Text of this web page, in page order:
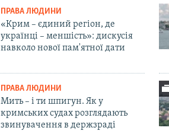
ПРАВА ЛЮДИНИ
«Крим – єдиний регіон, де
українці – меншість»: дискусія
навколо нової пам'ятної дати
ПРАВА ЛЮДИНИ
Мить – і ти шпигун. Як у
кримських судах розглядають
звинувачення в держзраді